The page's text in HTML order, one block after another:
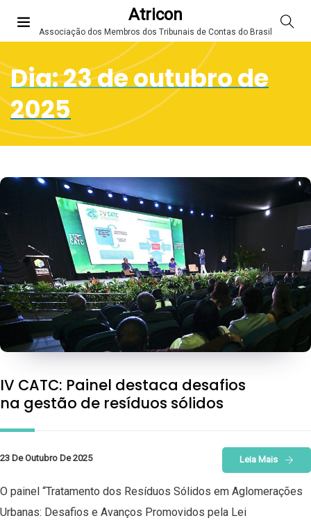
Atricon
Associação dos Membros dos Tribunais de Contas do Brasil
Dia:23 de outubro de
2025
IV CATC: Painel destaca desafios
na gestão de resíduos sólidos
23 De Outubro De 2025 Leia Mais
O painel “Tratamento dos Resíduos Sólidos em Aglomerações
Urbanas: Desafios e Avanços Promovidos pela Lei